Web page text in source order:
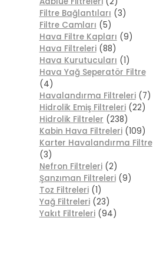
Filtre Bağlantıları (3)
Filtre Camları (5)
Hava Filtre Kapları (9)
Hava Filtreleri (88)
Hava Kurutucuları (1)
Hava Yağ Seperatör Filtre
(4)
Havalandırma Filtreleri (7)
Hidrolik Emiş Filtreleri (22)
Hidrolik Filtreler (238)
Kabin Hava Filtreleri (109)
Karter Havalandırma Filtre
(3)
Nefron Filtreleri (2)
Şanzıman Filtreleri (9)
Toz Filtreleri (1)
Yağ Filtreleri (23)
Yakıt Filtreleri (94)